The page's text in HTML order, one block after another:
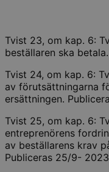
Tvist 23, om kap. 6:
beställaren ska
Tvist 24, om kap. 6:
av förutsättningarna
ersättningen.
Tvist 25, om kap. 6:
entreprenörens
av beställarens krav
Publiceras 25/9- 2023